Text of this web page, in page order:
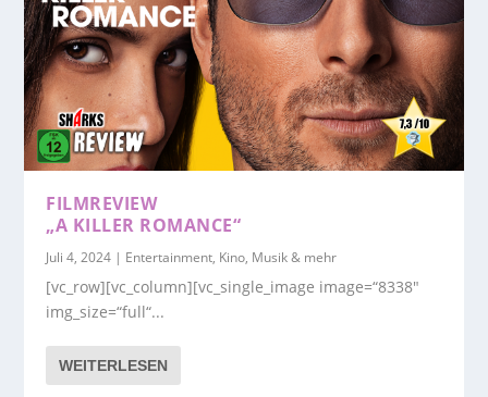
FILMREVIEW
„A KILLER ROMANCE“
Juli 4, 2024 | Entertainment, Kino, Musik & mehr
[vc_row][vc_column][vc_single_image image=“8338″
img_size=“full“...
WEITERLESEN